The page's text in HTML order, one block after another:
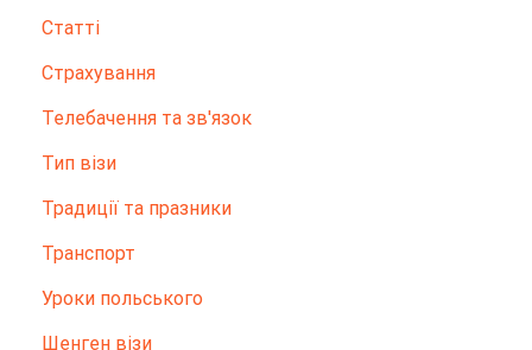
Статті
Страхування
Телебачення та зв'язок
Тип візи
Традиції та празники
Транспорт
Уроки польського
Шенген візи